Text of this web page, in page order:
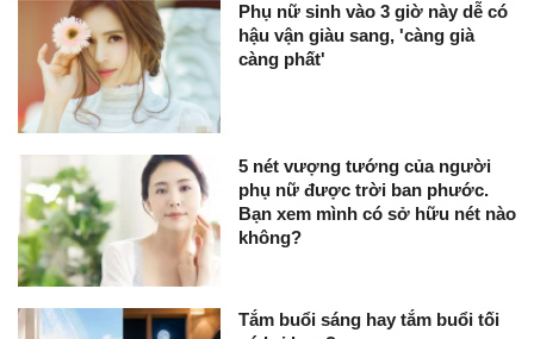
Phụ nữ sinh vào 3 giờ này dễ có
hậu vận giàu sang, 'càng già
càng phất'
5 nét vượng tướng của người
phụ nữ được trời ban phước.
Bạn xem mình có sở hữu nét nào
không?
Tắm buổi sáng hay tắm buổi tối